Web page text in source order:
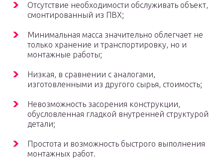
Отсутствие необходимости обслуживать объект,
смонтированный из ПВХ;
Минимальная масса значительно облегчает не
только хранение и транспортировку, но и
монтажные работы;
Низкая, в сравнении с аналогами,
изготовленными из другого сырья, стоимость;
Невозможность засорения конструкции,
обусловленная гладкой внутренней структурой
детали;
Простота и возможность быстрого выполнения
монтажных работ.